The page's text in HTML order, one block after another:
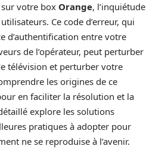
sur votre box Orange, l’inquiétude
Ce code d’erreur, qui
d’authentification entre votre
de l’opérateur, peut perturber
télévision et perturber votre
les origines de ce
en faciliter la résolution et la
explore les solutions
pratiques à adopter pour
ne se reproduise à l’avenir.